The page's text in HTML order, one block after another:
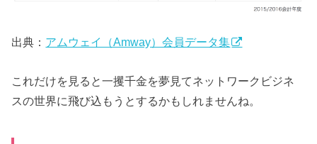
出典： アムウェイ（Amway）会員データ集
これだけを見ると一攫千金を夢見てネットワークビジネ
スの世界に飛び込もうとするかもしれませんね。